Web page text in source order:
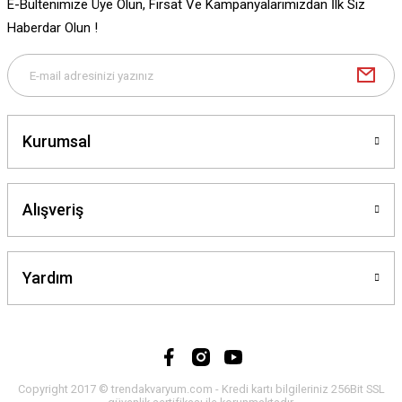
E-Bültenimize Üye Olun, Fırsat Ve Kampanyalarımızdan İlk Siz
Haberdar Olun !
Kurumsal
Alışveriş
Yardım
Copyright 2017 © trendakvaryum.com - Kredi kartı bilgileriniz 256Bit SSL